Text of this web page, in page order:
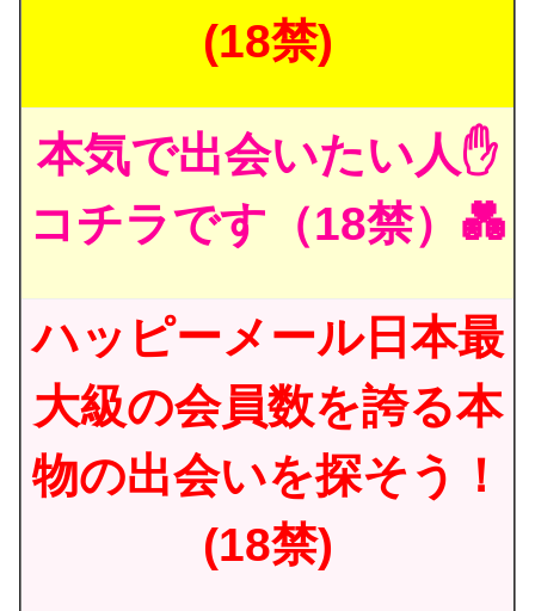
(18禁)
本気で出会いたい人✋
コチラです（18禁）💑
ハッピーメール日本最
大級の会員数を誇る本
物の出会いを探そう！
(18禁)